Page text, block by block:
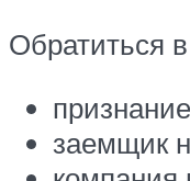
Обратиться
заемщик